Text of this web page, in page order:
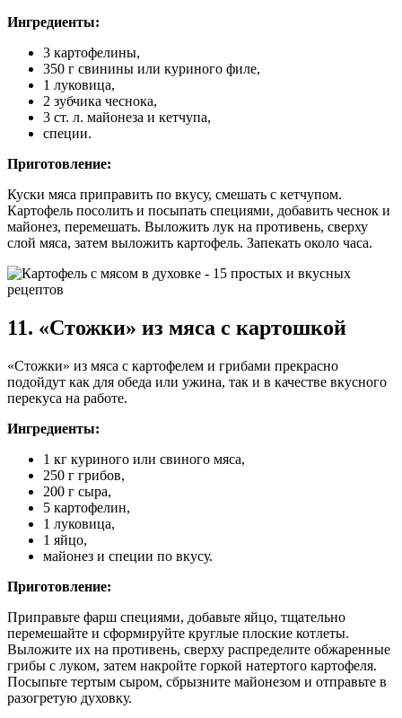
Ингредиенты:
3 картофелины,
350 г свинины или куриного филе,
1 луковица,
2 зубчика чеснока,
3 ст. л. майонеза и кетчупа,
специи.
Приготовление:
Куски мяса приправить по вкусу, смешать с кетчупом.
Картофель посолить и посыпать специями, добавить чеснок и
майонез, перемешать. Выложить лук на противень, сверху
слой мяса, затем выложить картофель. Запекать около часа.
11. «Стожки» из мяса с картошкой
«Стожки» из мяса с картофелем и грибами прекрасно
подойдут как для обеда или ужина, так и в качестве вкусного
перекуса на работе.
Ингредиенты:
1 кг куриного или свиного мяса,
250 г грибов,
200 г сыра,
5 картофелин,
1 луковица,
1 яйцо,
майонез и специи по вкусу.
Приготовление:
Приправьте фарш специями, добавьте яйцо, тщательно
перемешайте и сформируйте круглые плоские котлеты.
Выложите их на противень, сверху распределите обжаренные
грибы с луком, затем накройте горкой натертого картофеля.
Посыпьте тертым сыром, сбрызните майонезом и отправьте в
разогретую духовку.